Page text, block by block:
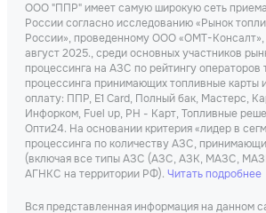
ООО "ППР" имеет самую широкую сеть приема
России согласно исследованию «Рынок
России», проведенному ООО «ОМТ-Консалт»,
август 2025., среди основных участников
процессинга на АЗС по рейтингу операторов
процессинга принимающих топливные карты
оплату: ППР, Е1 Card, Полный бак, Мастерс,
Инфорком, Fuel up, РН - Карт, Топливные
Опти24. На основании критерия «лидер в
процессинга по количеству АЗС,
(включая все типы АЗС (АЗС, АЗК, МАЗС,
АГНКС на территории РФ). Читать подробнее
Вся представленная информация на данном